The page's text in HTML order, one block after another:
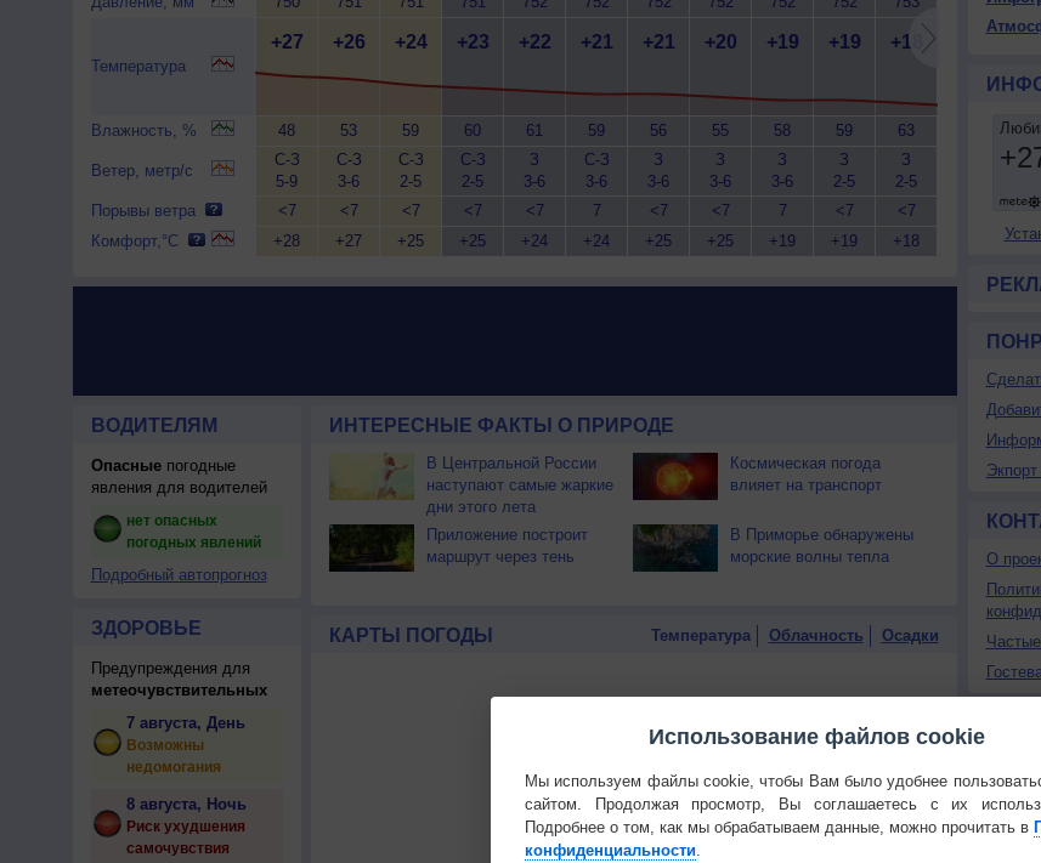
Температура
Влажность, %
Ветер, метр/с
Порывы ветра
Комфорт,°C
+27
48
С-З
5-9
<7
+28
+26
53
С-З
3-6
<7
+27
+24
59
С-З
2-5
<7
+25
+23
60
С-З
2-5
<7
+25
+22
61
З
3-6
<7
+24
+21
59
С-З
3-6
7
+24
+21
56
З
3-6
<7
+25
+20
55
З
3-6
<7
+25
+19
58
З
3-6
7
+19
+19
59
З
2-5
<7
+19
+18
63
З
2-5
<7
+18
65
З
<7
ВОДИТЕЛЯМ
Опасныепогодные
явления для водителей
нет опасных
погодных явлений
Подробный автопрогноз
ЗДОРОВЬЕ
Предупреждения для
метеочувствительных
7 августа, День
Возможны
недомогания
8 августа, Ночь
Риск ухудшения
самочувствия
ИНТЕРЕСНЫЕ ФАКТЫ О ПРИРОДЕ
В Центральной России
наступают самые жаркие
дни этого лета
Космическая погода
влияет на транспорт
Приложение построит
маршрут через тень
В Приморье обнаружены
морские волны тепла
КАРТЫ ПОГОДЫ Температура Облачность Осадки
О
Использование файлов cookie
Мы используем файлы cookie, чтобы Вам было удобнее
сайтом. Продолжая просмотр, Вы соглашаетесь с их
Подробнее о том, как мы обрабатываем данные, можно прочитать в
конфиденциальности.